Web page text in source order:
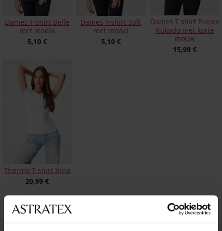
Dames T-shirt Belle
met modal
5,10 €
Dames T-shirt Soft
met modal
5,10 €
Dames T-shirt Pieces
Rukado met korte
mouw
15,99 €
Thermo T-shirt Inna
20,99 €
BESCHRIJVING
VERZENDING EN BETALING